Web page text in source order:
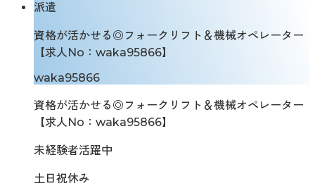
派遣
資格が活かせる◎フォークリフト＆機械オペレーター
【求人No：waka95866】
waka95866
資格が活かせる◎フォークリフト＆機械オペレーター
【求人No：waka95866】
未経験者活躍中
土日祝休み